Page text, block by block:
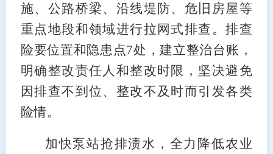
施、公路桥梁、沿线堤防、危旧房屋等
重点地段和领域进行拉网式排查。排查
险要位置和隐患点7处，建立整治台账，
明确整改责任人和整改时限，坚决避免
因排查不到位、整改不及时而引发各类
险情。
加快泵站抢排渍水，全力降低农业